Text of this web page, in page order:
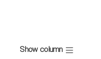
Show column